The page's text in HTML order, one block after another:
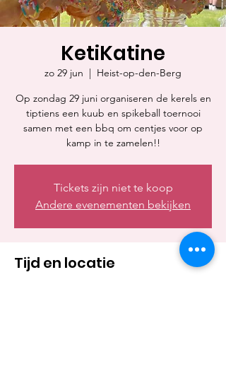
KetiKatine
zo 29 jun
  |
Heist-op-den-Berg
Op zondag 29 juni organiseren de kerels en
tiptiens een kuub en spikeball toernooi
samen met een bbq om centjes voor op
kamp in te zamelen!!
Tickets zijn niet te koop
Andere evenementen bekijken
Tijd en locatie